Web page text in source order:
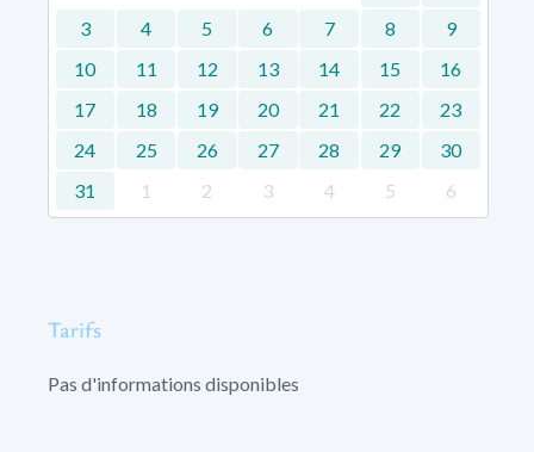
3
4 5 6 7 8
9
10
11 12 13 14 15
16
17
18 19 20 21 22
23
24
25 26 27 28 29
30
31
1 2 3 4 5 6
Tarifs
Pas d'informations disponibles